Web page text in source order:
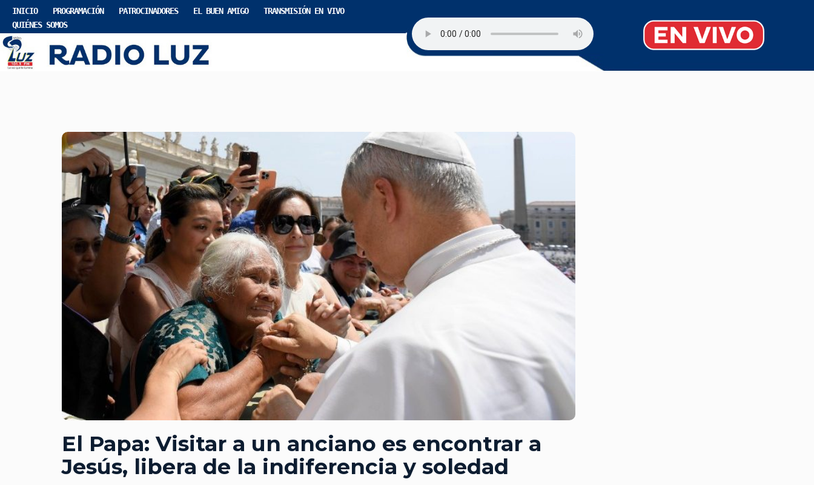
INICIO PROGRAMACIÓN PATROCINADORES EL BUEN AMIGO
TRANSMISIÓN EN VIVO
QUIÉNES SOMOS
El Papa: Visitar a un anciano es encontrar a
Jesús, libera de la indiferencia y soledad